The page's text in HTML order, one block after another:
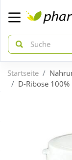
zurück
Aktuelle Coupons
zurück
Startseite
D-Ribose